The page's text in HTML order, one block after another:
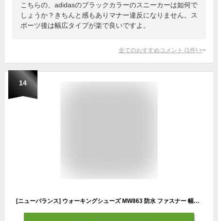
こちらの、adidasのブラックカラーのスニーカーは如何で
しょうか？きちんと感もありマナー違反になりません。ス
ポーツ後は幅広タイプが楽で良いですよ。
全てのおすすめコメント (1 件) >
14
[ニューバランス] ウォーキングシューズ MW863 防水 ファスナー 幅広 ワイド 現行モデル メンズ BR2(ブラウン) 26.0 cm 4E